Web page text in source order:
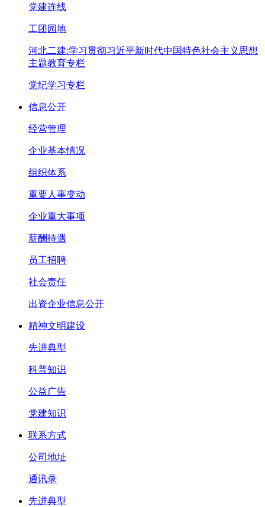
党建连线
工团园地
河北二建:学习贯彻习近平新时代中国特色社会主义思想
主题教育专栏
党纪学习专栏
信息公开
经营管理
企业基本情况
组织体系
重要人事变动
企业重大事项
薪酬待遇
员工招聘
社会责任
出资企业信息公开
精神文明建设
先进典型
科普知识
公益广告
党建知识
联系方式
公司地址
通讯录
先进典型